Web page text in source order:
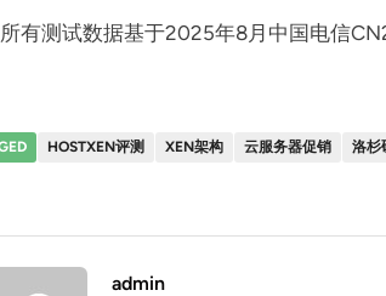
有测试数据基于2025年8月中国电信
HOSTXEN评测 XEN架构 云服务器促销 洛杉
admin